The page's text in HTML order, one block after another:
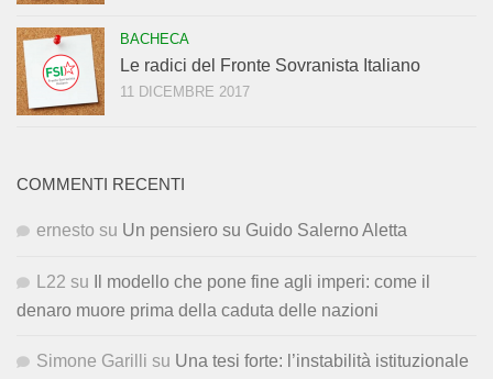
BACHECA
Le radici del Fronte Sovranista Italiano
11 DICEMBRE 2017
COMMENTI RECENTI
ernesto su Un pensiero su Guido Salerno Aletta
L22 su
Il modello che pone fine agli imperi: come il
denaro muore prima della caduta delle nazioni
Simone Garilli su Una tesi forte: l’instabilità istituzionale